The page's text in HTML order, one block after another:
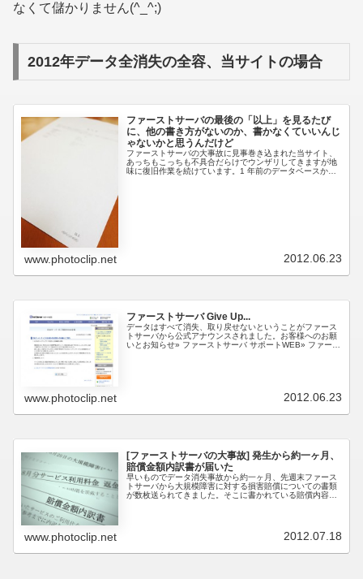
なくて儲かりません(^_^;)
2012年データ全消失の全容、当サイトの場合
ファーストサーバの最後の「以上」を見るたび
に、他の書き方がないのか、書かなくていいんじ
ゃないかと思うんだけど
ファーストサーバの大事故に見事巻き込まれた当サイト、
あっちもこっちも不具合だらけでウンザリしてきますが地
味に復旧作業を続けています。1 年前のデータベースから
www.photoclip.net 2012.06.23
ファーストサーバ Give Up...
データはすべて消失、取り戻せないということがファース
トサーバから公式アナウンスされました。お客様へのお願
いとお知らせ» ファーストサーバ サポートWEB» ファース
www.photoclip.net 2012.06.23
[ファーストサーバの大事故] 発生から約一ヶ月、
賠償金額内訳書が届いた
早いものでデータ消失事故から約一ヶ月、先週末ファース
トサーバから大規模障害に対する損害賠償についての書類
が数枚送られてきました。そこに書かれている賠償内容
www.photoclip.net 2012.07.18